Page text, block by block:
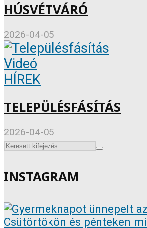
HÚSVÉTVÁRÓ
2026-04-05
Videó
HÍREK
TELEPÜLÉSFÁSÍTÁS
2026-04-05
INSTAGRAM